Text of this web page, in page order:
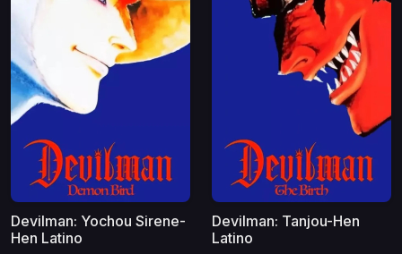
Devilman: Yochou Sirene-
Hen Latino
Devilman: Tanjou-Hen
Latino